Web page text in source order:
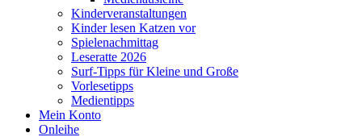
Kinderveranstaltungen
Kinder lesen Katzen vor
Spielenachmittag
Leseratte 2026
Surf-Tipps für Kleine und Große
Vorlesetipps
Medientipps
Mein Konto
Onleihe